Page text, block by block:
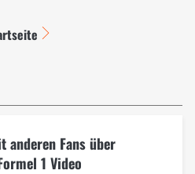
anderen Fans über
1 Video